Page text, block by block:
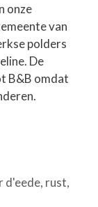
onze
van
polders
De
B&B omdat
d'eede, rust,